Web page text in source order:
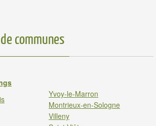
communes
Yvoy-le-Marron
Montrieux-en-Sologne
Villeny